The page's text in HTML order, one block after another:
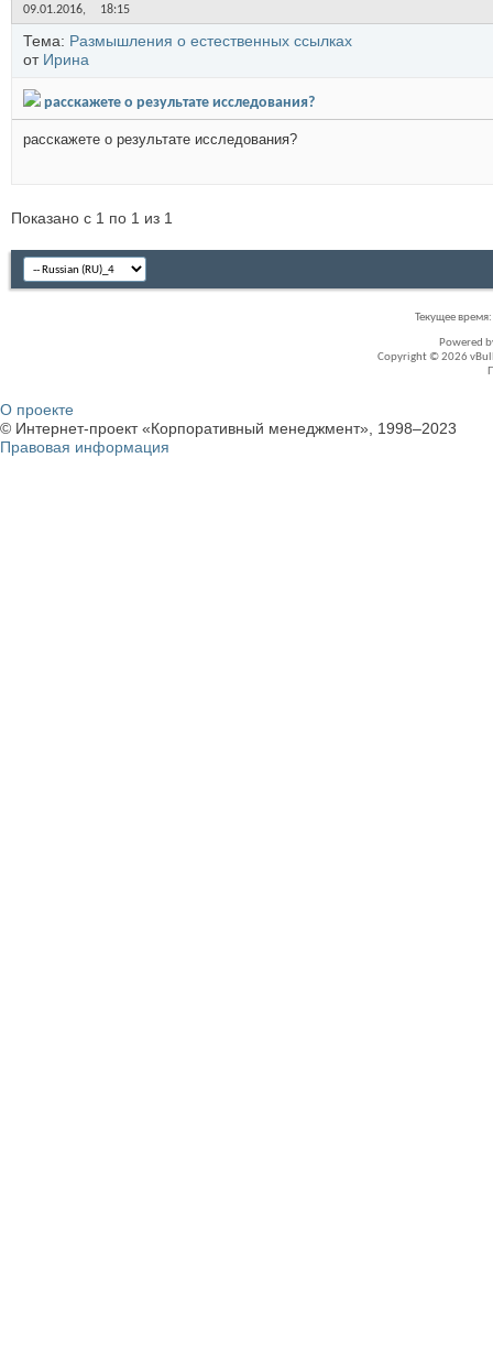
09.01.2016, 18:15
Тема: Размышления о естественных ссылках
от Иринa
расскажете о результате исследования?
расскажете о результате исследования?
Показано с 1 по 1 из 1
Текущее время:
Powered
Copyright © 2026
О проекте
© Интернет-проект «Корпоративный менеджмент», 1998–2023
Правовая информация